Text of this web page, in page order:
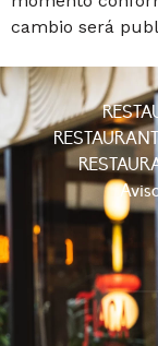
cambio será